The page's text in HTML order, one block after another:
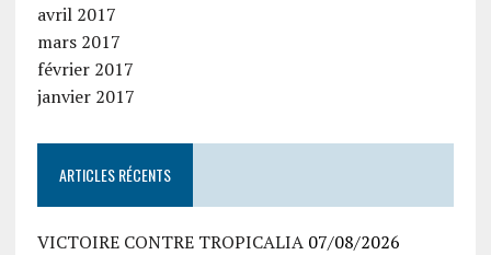
avril 2017
mars 2017
février 2017
janvier 2017
ARTICLES RÉCENTS
VICTOIRE CONTRE TROPICALIA 07/08/2026